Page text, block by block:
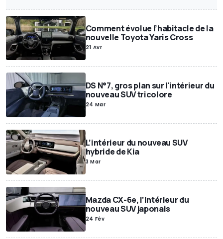
Justice Lifestyle Police / Armée Sondage Annonces Motor1
Exclusif SUV Miniatures Motor1Days Youngtimer
Rétrospective Poids lourds
Comment évolue l’habitacle de la
nouvelle Toyota Yaris Cross
21 Avr
DS N°7, gros plan sur l'intérieur du
nouveau SUV tricolore
24 Mar
L’intérieur du nouveau SUV
hybride de Kia
3 Mar
Mazda CX-6e, l’intérieur du
nouveau SUV japonais
24 Fév